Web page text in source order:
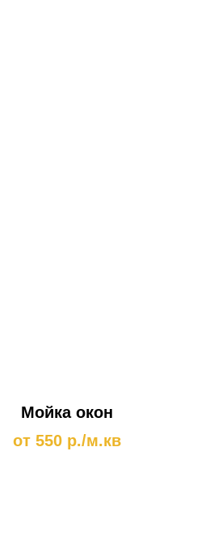
Мойка окон
от 550 р./м.кв